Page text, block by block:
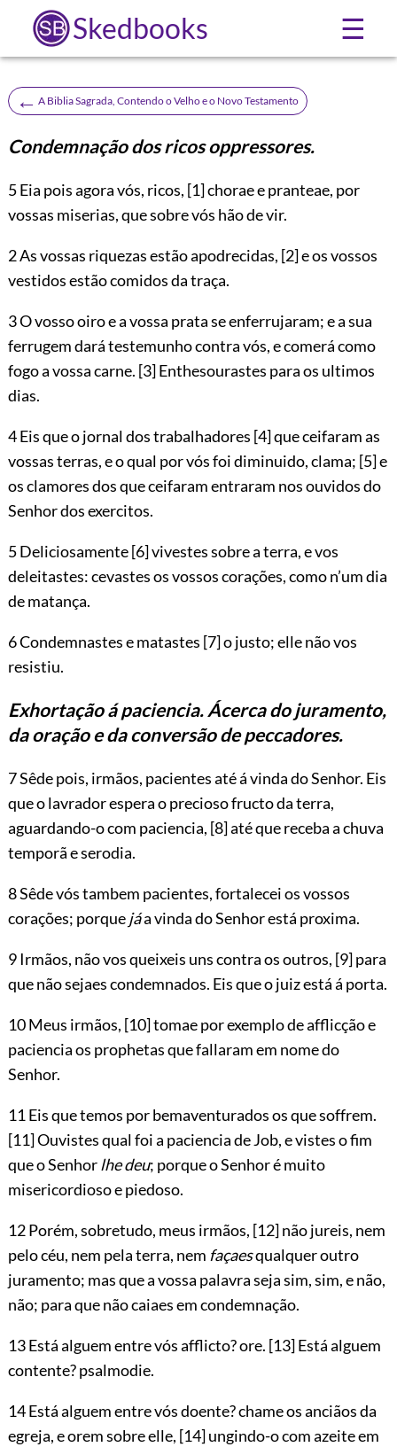
Skedbooks ☰
← A Biblia Sagrada, Contendo o Velho e o Novo Testamento
Condemnação dos ricos oppressores.
5Eia pois agora vós, ricos, [1]chorae e pranteae, por
vossas miserias, que sobre vós hão de vir.
2 As vossas riquezas estão apodrecidas, [2]e os vossos
vestidos estão comidos da traça.
3 O vosso oiro e a vossa prata se enferrujaram; e a sua
ferrugem dará testemunho contra vós, e comerá como
fogo a vossa carne. [3]Enthesourastes para os ultimos
dias.
4 Eis que o jornal dos trabalhadores [4]que ceifaram as
vossas terras, e o qual por vós foi diminuido, clama; [5]e
os clamores dos que ceifaram entraram nos ouvidos do
Senhor dos exercitos.
5 Deliciosamente[6]vivestes sobre a terra, e vos
deleitastes: cevastes os vossos corações, como n’um dia
de matança.
6 Condemnastes e matastes [7]o justo; elle não vos
resistiu.
Exhortação á paciencia. Ácerca do juramento,
da oração e da conversão de peccadores.
7 Sêde pois, irmãos, pacientes até á vinda do Senhor. Eis
que o lavrador espera o precioso fructo da terra,
aguardando-o com paciencia, [8]até que receba a chuva
temporã e serodia.
8 Sêde vós tambem pacientes, fortalecei os vossos
corações; porquejáa vinda do Senhor está proxima.
9 Irmãos, não vos queixeis uns contra os outros, [9]para
que não sejaes condemnados. Eis que o juiz está á porta.
10 Meus irmãos, [10]tomae por exemplo de afflicção e
paciencia os prophetas que fallaram em nome do
Senhor.
11 Eis que temos por bemaventurados os que soffrem.
[11]Ouvistes qual foi a paciencia de Job, e vistes o fim
que o Senhorlhe deu; porque o Senhor é muito
misericordioso e piedoso.
12 Porém, sobretudo, meus irmãos, [12]não jureis, nem
pelo céu, nem pela terra, nem façaesqualquer outro
juramento; mas que a vossa palavra seja sim, sim, e não,
não; para que não caiaes em condemnação.
13 Está alguem entre vós afflicto? ore. [13]Está alguem
contente? psalmodie.
14 Está alguem entre vós doente? chame os anciãos da
egreja, e orem sobre elle, [14]ungindo-o com azeite em